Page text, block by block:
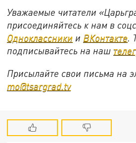
Уважаемые читатели
присоединяйтесь к нам в
Одноклассники и ВКонтакте.
подписывайтесь на наш
Присылайте свои письма на
mo@tsargrad.tv